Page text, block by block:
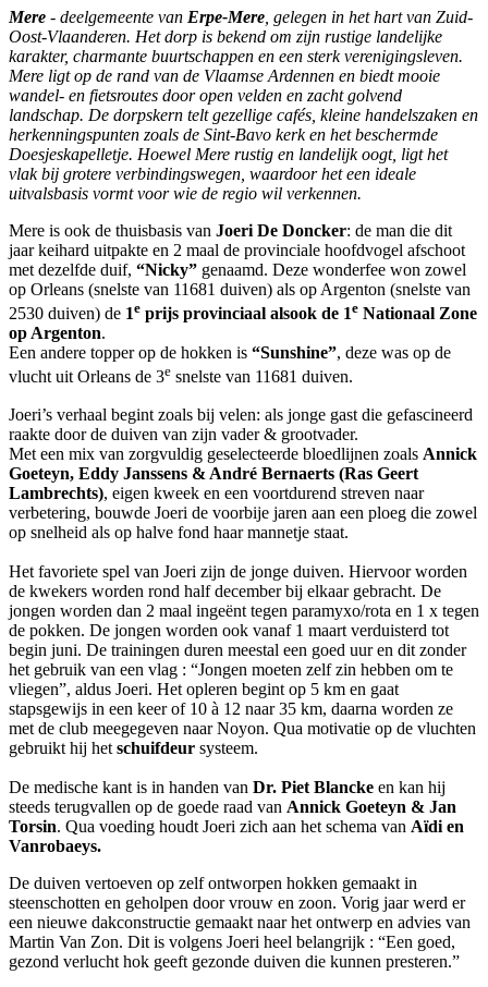
Mere - deelgemeente van Erpe-Mere , gelegen in het hart van Zuid-
Oost-Vlaanderen. Het dorp is bekend om zijn rustige landelijke
karakter, charmante buurtschappen en een sterk verenigingsleven.
Mere ligt op de rand van de Vlaamse Ardennen en biedt mooie
wandel- en fietsroutes door open velden en zacht golvend
landschap. De dorpskern telt gezellige cafés, kleine handelszaken en
herkenningspunten zoals de Sint-Bavo kerk en het beschermde
Doesjeskapelletje. Hoewel Mere rustig en landelijk oogt, ligt het
vlak bij grotere verbindingswegen, waardoor het een ideale
uitvalsbasis vormt voor wie de regio wil verkennen.
Mere is ook de thuisbasis van Joeri De Doncker: de man die dit
jaar keihard uitpakte en 2 maal de provinciale hoofdvogel afschoot
met dezelfde duif, “Nicky” genaamd. Deze wonderfee won zowel
op Orleans (snelste van 11681 duiven) als op Argenton (snelste van
2530 duiven) de 1e prijs provinciaal alsook de 1e Nationaal Zone
op Argenton.
Een andere topper op de hokken is “Sunshine”, deze was op de
vlucht uit Orleans de 3e snelste van 11681 duiven.
Joeri’s verhaal begint zoals bij velen: als jonge gast die gefascineerd
raakte door de duiven van zijn vader & grootvader.
Met een mix van zorgvuldig geselecteerde bloedlijnen zoals Annick
Goeteyn, Eddy Janssens & André Bernaerts (Ras Geert
Lambrechts), eigen kweek en een voortdurend streven naar
verbetering, bouwde Joeri de voorbije jaren aan een ploeg die zowel
op snelheid als op halve fond haar mannetje staat.
Het favoriete spel van Joeri zijn de jonge duiven. Hiervoor worden
de kwekers worden rond half december bij elkaar gebracht. De
jongen worden dan 2 maal ingeënt tegen paramyxo/rota en 1 x tegen
de pokken. De jongen worden ook vanaf 1 maart verduisterd tot
begin juni. De trainingen duren meestal een goed uur en dit zonder
het gebruik van een vlag : “Jongen moeten zelf zin hebben om te
vliegen”, aldus Joeri. Het opleren begint op 5 km en gaat
stapsgewijs in een keer of 10 à 12 naar 35 km, daarna worden ze
met de club meegegeven naar Noyon. Qua motivatie op de vluchten
gebruikt hij het schuifdeur systeem.
De medische kant is in handen van Dr. Piet Blancke en kan hij
steeds terugvallen op de goede raad van Annick Goeteyn & Jan
Torsin. Qua voeding houdt Joeri zich aan het schema van Aïdi en
Vanrobaeys.
De duiven vertoeven op zelf ontworpen hokken gemaakt in
steenschotten en geholpen door vrouw en zoon. Vorig jaar werd er
een nieuwe dakconstructie gemaakt naar het ontwerp en advies van
Martin Van Zon. Dit is volgens Joeri heel belangrijk : “Een goed,
gezond verlucht hok geeft gezonde duiven die kunnen presteren.”